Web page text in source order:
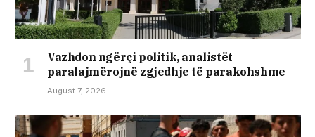
Vazhdon ngërçi politik, analistët
paralajmërojnë zgjedhje të parakohshme
August 7, 2026